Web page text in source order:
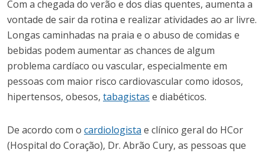
Com a chegada do verão e dos dias quentes, aumenta a
vontade de sair da rotina e realizar atividades ao ar livre.
Longas caminhadas na praia e o abuso de comidas e
bebidas podem aumentar as chances de algum
problema cardíaco ou vascular, especialmente em
pessoas com maior risco cardiovascular como idosos,
hipertensos, obesos, tabagistas e diabéticos.
De acordo com o cardiologista e clínico geral do HCor
(Hospital do Coração), Dr. Abrão Cury, as pessoas que